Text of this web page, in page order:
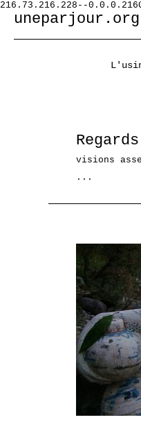
216.73.216.228--
uneparjour.org
visions
...